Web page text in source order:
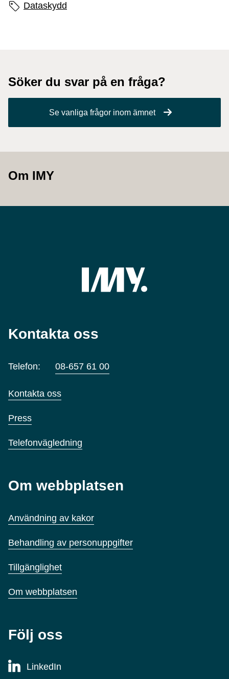
Sidans etiketter
Dataskydd
Söker du svar på en fråga?
Se vanliga frågor inom ämnet
Om IMY
Kontakta oss
Telefon: 08-657 61 00
Kontakta oss
Press
Telefonvägledning
Om webbplatsen
Användning av kakor
Behandling av personuppgifter
Tillgänglighet
Om webbplatsen
Följ oss
LinkedIn